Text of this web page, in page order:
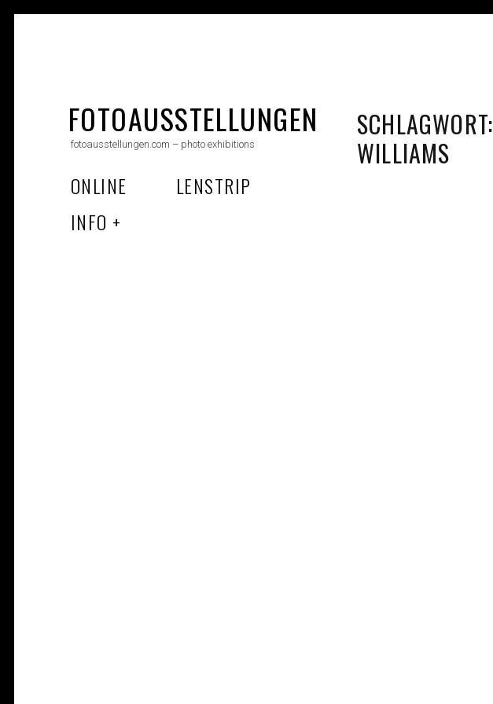
FOTOAUSSTELLUNGEN
fotoausstellungen.com – photo exhibitions
ONLINE
LENSTRIP
INFO
SCHLAGWORT:
WILLIAMS